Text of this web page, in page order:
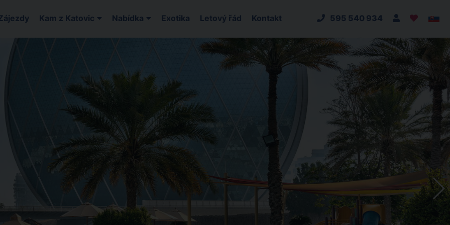
Kam z Katovic Nabídka Exotika Letový řád Kontakt 595 540 934